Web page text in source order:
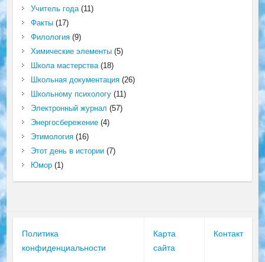
Учитель года(11)
Факты(17)
Филология(9)
Химические элементы(5)
Школа мастерства(18)
Школьная документация(26)
Школьному психологу(11)
Электронный журнал (57)
Энергосбережение(4)
Этимология(16)
Этот день в истории(7)
Юмор(1)
Политика
конфиденциальности
Карта
сайта
Контакт